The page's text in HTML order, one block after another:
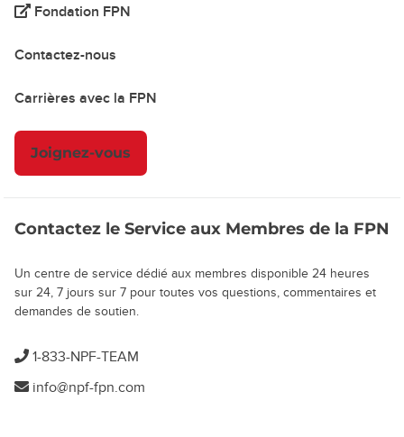
Fondation FPN
Contactez-nous
Carrières avec la FPN
Joignez-vous
Contactez le Service aux Membres de la FPN
Un centre de service dédié aux membres disponible 24 heures
sur 24, 7 jours sur 7 pour toutes vos questions, commentaires et
demandes de soutien.
1-833-NPF-TEAM
info@npf-fpn.com